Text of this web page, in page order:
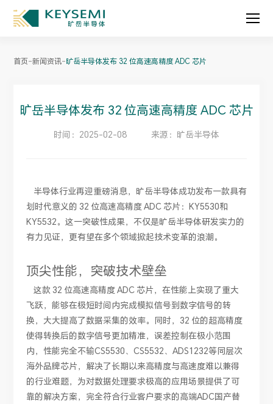
首页-新闻资讯-旷岳半导体发布 32 位高速高精度 ADC 芯片
旷岳半导体发布 32 位高速高精度 ADC 芯片
时间：2025-02-08 来源：旷岳半导体
半导体行业再迎重磅消息，旷岳半导体成功发布一款具有
划时代意义的 32 位高速高精度 ADC 芯片：KY5530和
KY5532。这一突破性成果，不仅是旷岳半导体研发实力的
有力见证，更有望在多个领域掀起技术变革的浪潮。
顶尖性能，突破技术壁垒
这款 32 位高速高精度 ADC 芯片，在性能上实现了重大
飞跃，能够在极短时间内完成模拟信号到数字信号的转
换，大大提高了数据采集的效率。同时，32 位的超高精度
使得转换后的数字信号更加精准，误差控制在极小范围
内，性能完全不输CS5530、CS5532、ADS1232等同层次
海外品牌芯片，解决了长期以来高精度与高速度难以兼得
的行业难题，为对数据处理要求极高的应用场景提供了可
靠的解决方案，完全符合行业客户要求的高端ADC国产替